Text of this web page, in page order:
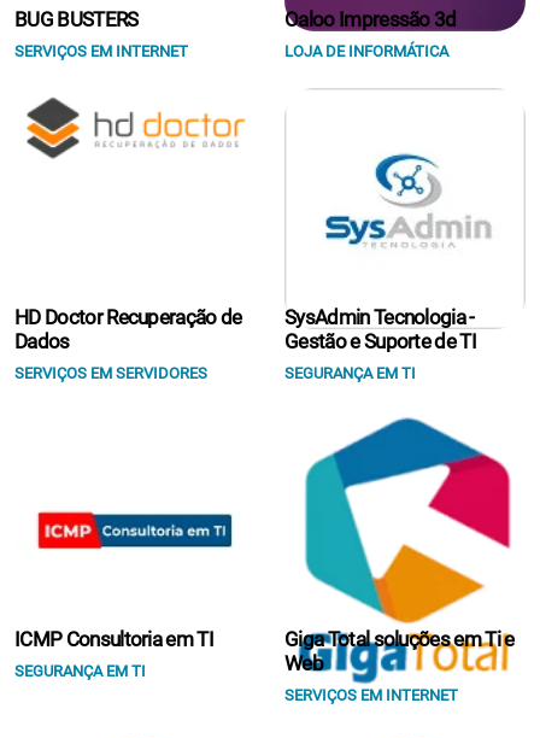
BUG BUSTERS
SERVIÇOS EM INTERNET
Oaloo Impressão 3d
LOJA DE INFORMÁTICA
HD Doctor Recuperação de
Dados
SERVIÇOS EM SERVIDORES
SysAdmin Tecnologia -
Gestão e Suporte de TI
SEGURANÇA EM TI
ICMP Consultoria em TI
SEGURANÇA EM TI
Giga Total soluções em Ti e
Web
SERVIÇOS EM INTERNET